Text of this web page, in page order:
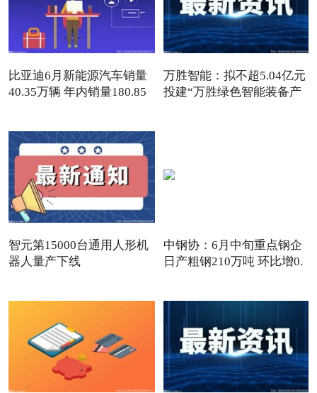
比亚迪6月新能源汽车销量
40.35万辆 年内销量180.85
万胜智能：拟不超5.04亿元
投建“万胜绿色智能装备产
智元第15000台通用人形机
器人量产下线
中钢协：6月中旬重点钢企
日产粗钢210万吨 环比增0.